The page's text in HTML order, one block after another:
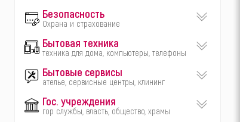
Безопасность
Охрана и страхование
Бытовая техника
техника для дома, компьютеры, телефоны
Бытовые сервисы
ателье, сервисные центры, клининг
Гос. учреждения
гор службы, власть, общество, храмы